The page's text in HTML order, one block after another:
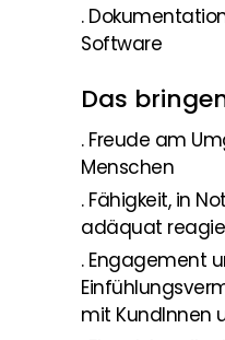
.
Software
Das
. Freude am
Menschen
. Fähigkeit, in
adäquat
. Engagement
mit KundInnen